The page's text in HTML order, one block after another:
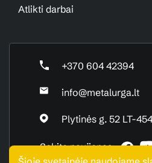
+370 604 42394
info@metalurga.lt
Plytinės g. 52 LT-
Sekite naujienas:
Atlikti darbai